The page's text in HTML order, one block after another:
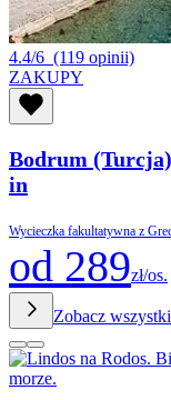
4.4/6 (119 opinii)
ZAKUPY
Bodrum
in
Wycieczka fakultatywna z
od 289zł/os.
Zobacz